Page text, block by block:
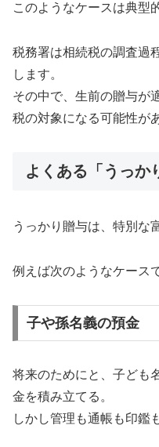
このようなケースは典型
税務署は相続税の調査過
します。
その中で、生前の贈与が
税の対象になる可能性が
よくある「うっか
うっかり贈与は、特別な
例えば次のようなケース
子や孫名義の預金
将来のためにと、子ども
金を積み立てる。
しかし管理も通帳も印鑑